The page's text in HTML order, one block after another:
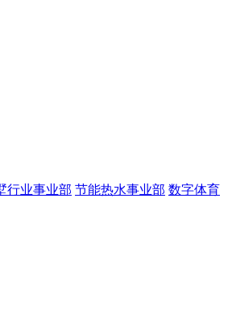
行业事业部 节能热水事业部 数字体育